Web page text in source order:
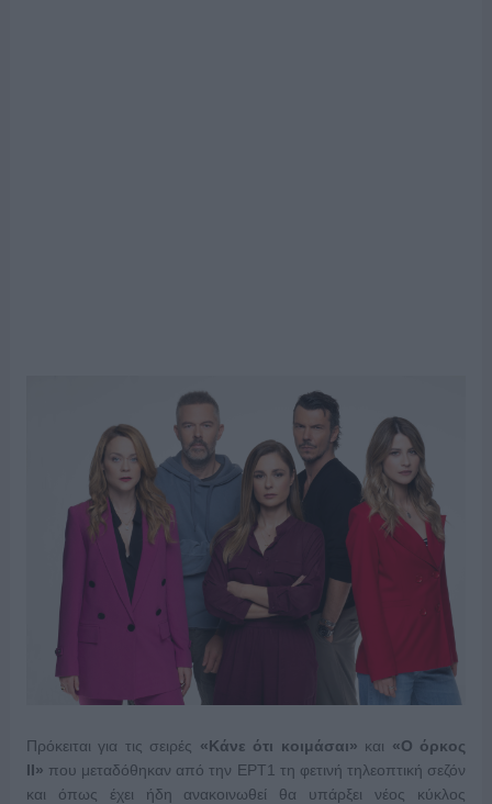
Πρόκειται για τις σειρές «Κάνε ότι κοιμάσαι» και «Ο όρκος
ΙΙ» που μεταδόθηκαν από την ΕΡΤ1 τη φετινή τηλεοπτική σεζόν
και όπως έχει ήδη ανακοινωθεί θα υπάρξει νέος κύκλος